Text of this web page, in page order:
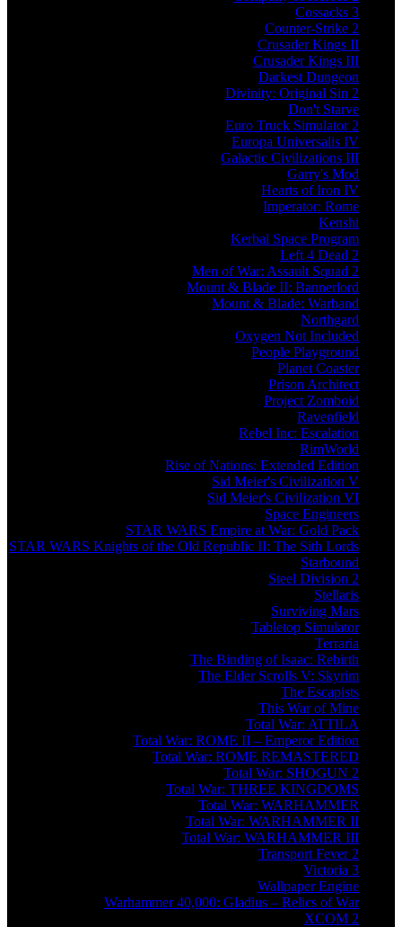
Cossacks 3
Counter-Strike 2
Crusader Kings II
Crusader Kings III
Darkest Dungeon
Divinity: Original Sin 2
Don't Starve
Euro Truck Simulator 2
Europa Universalis IV
Galactic Civilizations III
Garry's Mod
Hearts of Iron IV
Imperator: Rome
Kenshi
Kerbal Space Program
Left 4 Dead 2
Men of War: Assault Squad 2
Mount & Blade II: Bannerlord
Mount & Blade: Warband
Northgard
Oxygen Not Included
People Playground
Planet Coaster
Prison Architect
Project Zomboid
Ravenfield
Rebel Inc: Escalation
RimWorld
Rise of Nations: Extended Edition
Sid Meier's Civilization V
Sid Meier's Civilization VI
Space Engineers
STAR WARS Empire at War: Gold Pack
STAR WARS Knights of the Old Republic II: The Sith Lords
Starbound
Steel Division 2
Stellaris
Surviving Mars
Tabletop Simulator
Terraria
The Binding of Isaac: Rebirth
The Elder Scrolls V: Skyrim
The Escapists
This War of Mine
Total War: ATTILA
Total War: ROME II – Emperor Edition
Total War: ROME REMASTERED
Total War: SHOGUN 2
Total War: THREE KINGDOMS
Total War: WARHAMMER
Total War: WARHAMMER II
Total War: WARHAMMER III
Transport Fever 2
Victoria 3
Wallpaper Engine
Warhammer 40,000: Gladius – Relics of War
XCOM 2